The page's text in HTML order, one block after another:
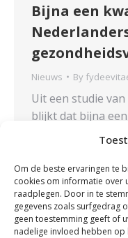
Om de beste ervaringen te
cookies om informatie over
raadplegen. Door in te
gegevens zoals surfgedrag
geen toestemming geeft of
nadelige invloed hebben
Bijna een
Nieuws By
Uit een studie
blijkt dat bijna
tekortschietende
tekortkomingen
op de
laagopgeleide
tekortschietende